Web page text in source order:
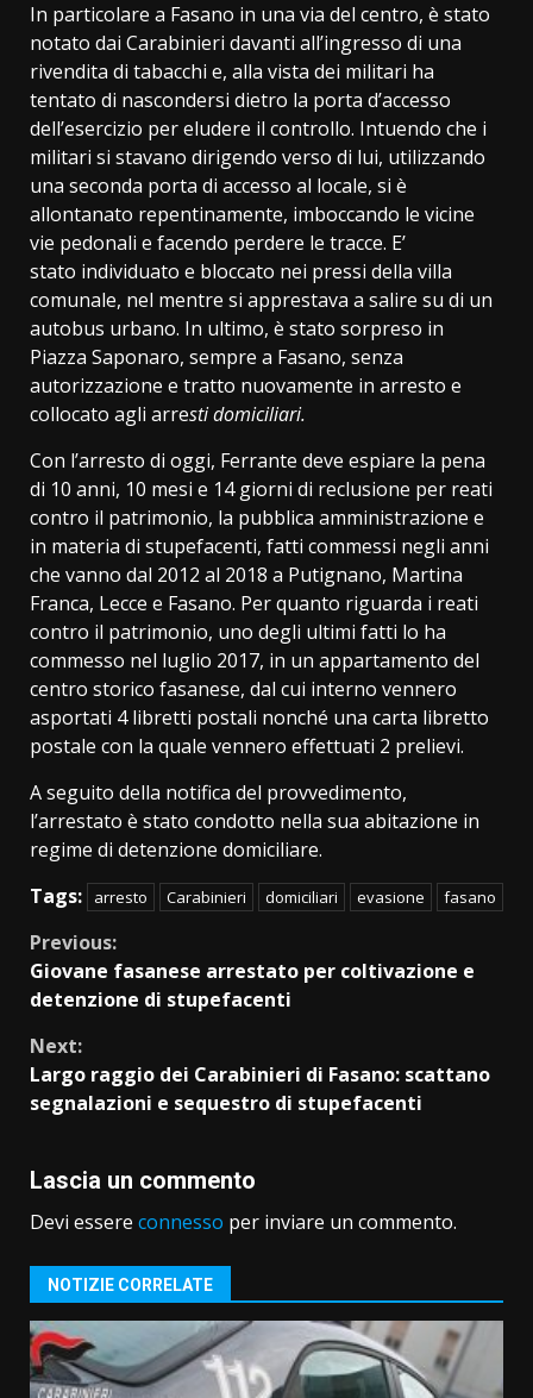
In particolare a Fasano in una via del centro, è stato
notato dai Carabinieri davanti all’ingresso di una
rivendita di tabacchi e, alla vista dei militari ha
tentato di nascondersi dietro la porta d’accesso
dell’esercizio per eludere il controllo. Intuendo che i
militari si stavano dirigendo verso di lui, utilizzando
una seconda porta di accesso al locale, si è
allontanato repentinamente, imboccando le vicine
vie pedonali e facendo perdere le tracce. E’
stato individuato e bloccato nei pressi della villa
comunale, nel mentre si apprestava a salire su di un
autobus urbano. In ultimo, è stato sorpreso in
Piazza Saponaro, sempre a Fasano, senza
autorizzazione e tratto nuovamente in arresto e
collocato agli arresti domiciliari.
Con l’arresto di oggi, Ferrante deve espiare la pena
di 10 anni, 10 mesi e 14 giorni di reclusione per reati
contro il patrimonio, la pubblica amministrazione e
in materia di stupefacenti, fatti commessi negli anni
che vanno dal 2012 al 2018 a Putignano, Martina
Franca, Lecce e Fasano. Per quanto riguarda i reati
contro il patrimonio, uno degli ultimi fatti lo ha
commesso nel luglio 2017, in un appartamento del
centro storico fasanese, dal cui interno vennero
asportati 4 libretti postali nonché una carta libretto
postale con la quale vennero effettuati 2 prelievi.
A seguito della notifica del provvedimento,
l’arrestato è stato condotto nella sua abitazione in
regime di detenzione domiciliare.
Tags:
arresto Carabinieri domiciliari evasione fasano
Continue
Reading
Previous:
Giovane fasanese arrestato per coltivazione e
detenzione di stupefacenti
Next:
Largo raggio dei Carabinieri di Fasano: scattano
segnalazioni e sequestro di stupefacenti
Lascia un commento
Devi essere connesso per inviare un commento.
NOTIZIE CORRELATE